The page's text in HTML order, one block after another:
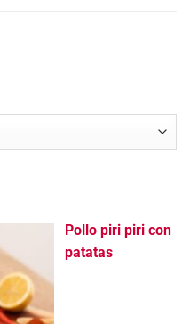
Pollo piri piri con
patatas